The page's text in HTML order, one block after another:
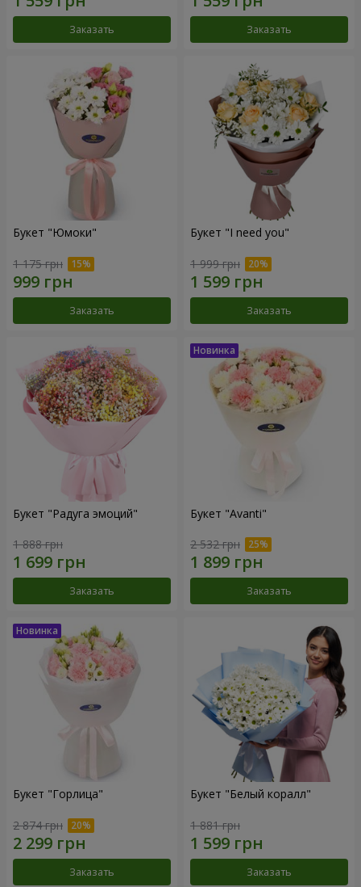
Заказать Заказать
Букет "Юмоки"
1 175 грн
Заказать
Букет "I need you"
1 999 грн
Заказать
Букет "Радуга эмоций"
1 888 грн
Заказать
Букет "Avanti"
2 532 грн
Заказать
Букет "Горлица"
2 874 грн
Заказать
Букет "Белый коралл"
1 881 грн
Заказать